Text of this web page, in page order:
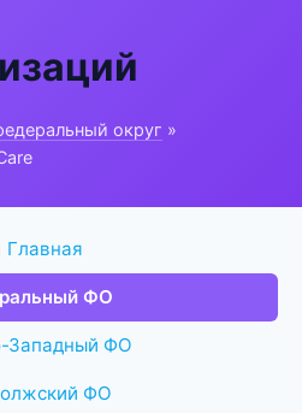
округ »
Главная
ФО
Западный ФО
ФО